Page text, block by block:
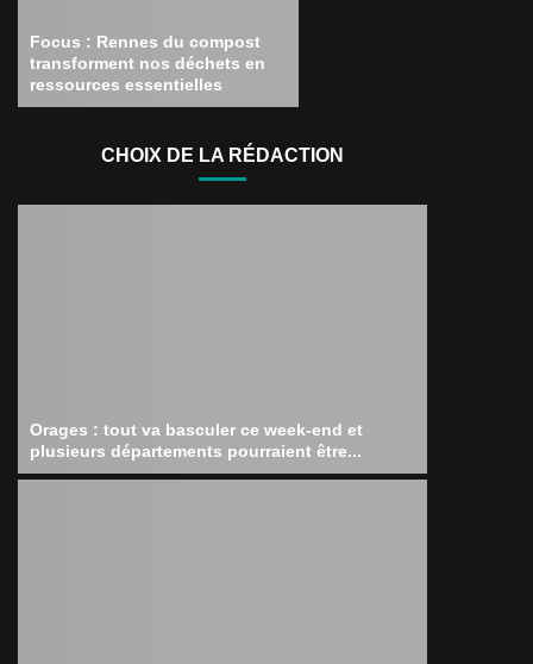
Focus : Rennes du compost
transforment nos déchets en
ressources essentielles
CHOIX DE LA RÉDACTION
Orages : tout va basculer ce week-end et
plusieurs départements pourraient être...